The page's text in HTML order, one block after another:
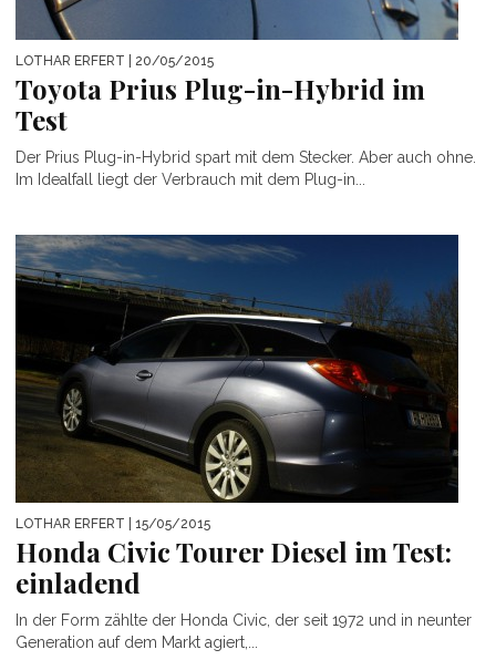
LOTHAR ERFERT | 20/05/2015
Toyota Prius Plug-in-Hybrid im
Test
Der Prius Plug-in-Hybrid spart mit dem Stecker. Aber auch ohne.
Im Idealfall liegt der Verbrauch mit dem Plug-in...
LOTHAR ERFERT | 15/05/2015
Honda Civic Tourer Diesel im Test:
einladend
In der Form zählte der Honda Civic, der seit 1972 und in neunter
Generation auf dem Markt agiert,...